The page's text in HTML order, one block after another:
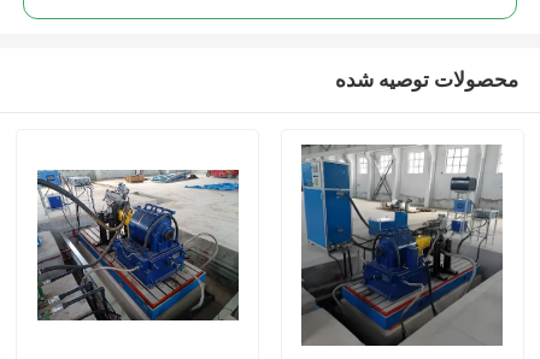
خانه
محصولات توصیه شده